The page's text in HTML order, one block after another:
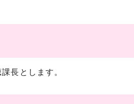
長とします。